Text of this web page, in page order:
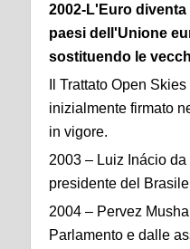
2002-L'Euro
paesi dell'Unione
sostituendo le
Il Trattato Open
inizialmente firmato
in vigore.
2003 – Luiz Inácio
presidente del
2004 – Pervez
Parlamento e dalle